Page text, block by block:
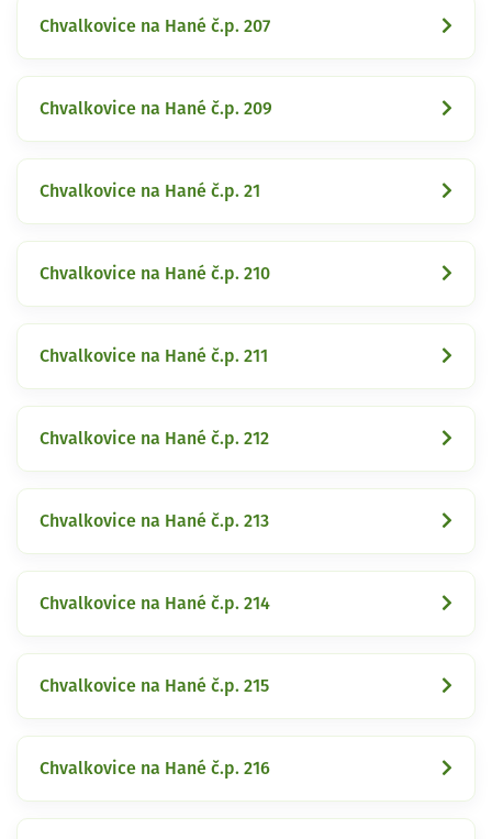
Chvalkovice na Hané č.p. 207
Chvalkovice na Hané č.p. 209
Chvalkovice na Hané č.p. 21
Chvalkovice na Hané č.p. 210
Chvalkovice na Hané č.p. 211
Chvalkovice na Hané č.p. 212
Chvalkovice na Hané č.p. 213
Chvalkovice na Hané č.p. 214
Chvalkovice na Hané č.p. 215
Chvalkovice na Hané č.p. 216